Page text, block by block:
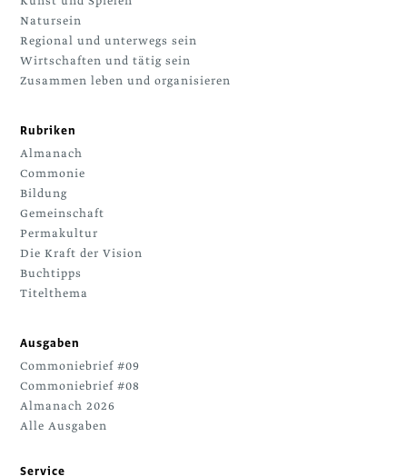
Natursein
Regional und unterwegs sein
Wirtschaften und tätig sein
Zusammen leben und organisieren
Rubriken
Almanach
Commonie
Bildung
Gemeinschaft
Permakultur
Die Kraft der Vision
Buchtipps
Titelthema
Ausgaben
Commoniebrief #09
Commoniebrief #08
Almanach 2026
Alle Ausgaben
Service